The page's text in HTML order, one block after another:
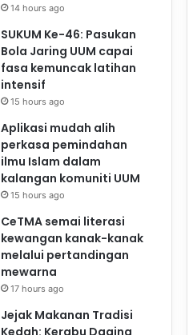
14 hours ago
SUKUM Ke-46: Pasukan
Bola Jaring UUM capai
fasa kemuncak latihan
intensif
15 hours ago
Aplikasi mudah alih
perkasa pemindahan
ilmu Islam dalam
kalangan komuniti UUM
15 hours ago
CeTMA semai literasi
kewangan kanak-kanak
melalui pertandingan
mewarna
17 hours ago
Jejak Makanan Tradisi
Kedah: Kerabu Daging